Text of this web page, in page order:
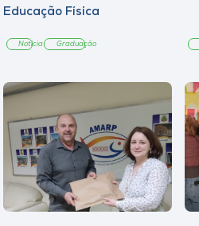
Educação Física
Notícia Graduação